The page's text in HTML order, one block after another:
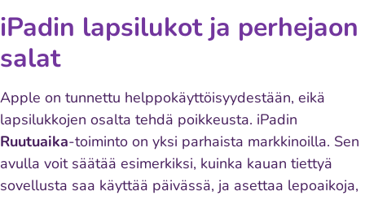
iPadin lapsilukot ja perhejaon
salat
Apple on tunnettu helppokäyttöisyydestään, eikä
lapsilukkojen osalta tehdä poikkeusta. iPadin
Ruutuaika-toiminto on yksi parhaista markkinoilla. Sen
avulla voit säätää esimerkiksi, kuinka kauan tiettyä
sovellusta saa käyttää päivässä, ja asettaa lepoaikoja,